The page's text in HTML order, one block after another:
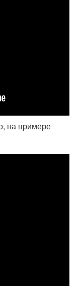
на примере